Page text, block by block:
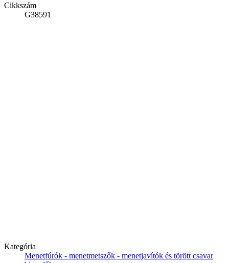
Cikkszám
G38591
Kategória
Menetfúrók - menetmetszők - menetjavítók és törött csavar